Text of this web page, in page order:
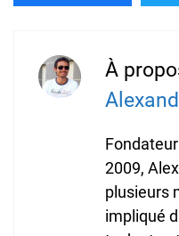
À
2009,
plusieurs
impliqué